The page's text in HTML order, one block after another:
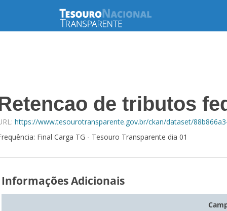
de tributos
https://www.tesourotransparente.gov.br/ckan/dataset/
Final Carga TG - Tesouro Transparente dia 01
Informações Adicionais